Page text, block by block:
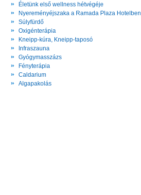
Életünk első wellness hétvégéje
Nyereményéjszaka a Ramada Plaza Hotelben
Súlyfürdő
Oxigénterápia
Kneipp-kúra, Kneipp-taposó
Infraszauna
Gyógymasszázs
Fényterápia
Caldarium
Algapakolás